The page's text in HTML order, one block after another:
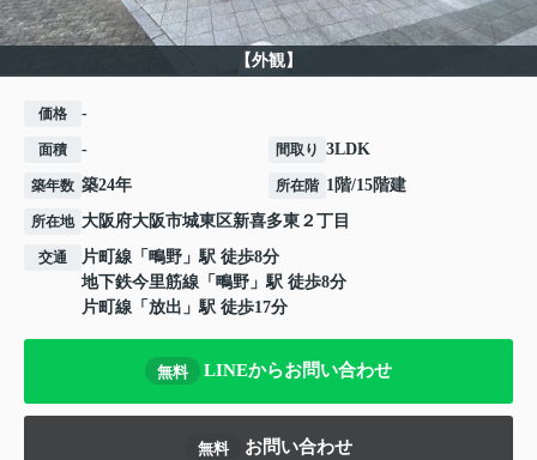
【外観】
価格 -
面積 - 間取り 3LDK
築年数 築24年 所在階 1階/15階建
所在地 大阪府大阪市城東区新喜多東 ２丁目
交通 片町線 「 鴫野 」駅 徒歩8分
地下鉄今里筋線 「 鴫野 」駅 徒歩8分
片町線 「 放出 」駅 徒歩17分
無料 LINEからお問い合わせ
無料 お問い合わせ